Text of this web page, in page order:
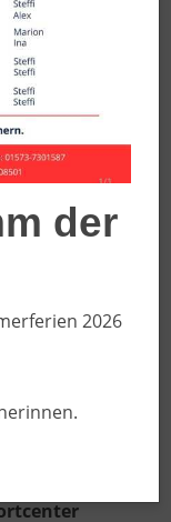
der
2026